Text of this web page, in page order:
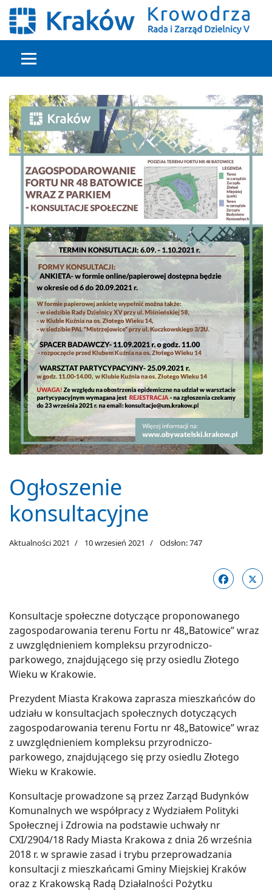
Głowna treść
Ogłoszenie
konsultacyjne
Aktualności 2021 10 wrzesień 2021 Odsłon: 747
Konsultacje społeczne dotyczące proponowanego
zagospodarowania terenu Fortu nr 48„Batowice” wraz
z uwzględnieniem kompleksu przyrodniczo-
parkowego, znajdującego się przy osiedlu Złotego
Wieku w Krakowie.
Prezydent Miasta Krakowa zaprasza mieszkańców do
udziału w konsultacjach społecznych dotyczących
zagospodarowania terenu Fortu nr 48„Batowice” wraz
z uwzględnieniem kompleksu przyrodniczo-
parkowego, znajdującego się przy osiedlu Złotego
Wieku w Krakowie.
Konsultacje prowadzone są przez Zarząd Budynków
Komunalnych we współpracy z Wydziałem Polityki
Społecznej i Zdrowia na podstawie uchwały nr
CXI/2904/18 Rady Miasta Krakowa z dnia 26 września
2018 r. w sprawie zasad i trybu przeprowadzania
konsultacji z mieszkańcami Gminy Miejskiej Kraków
oraz z Krakowską Radą Działalności Pożytku